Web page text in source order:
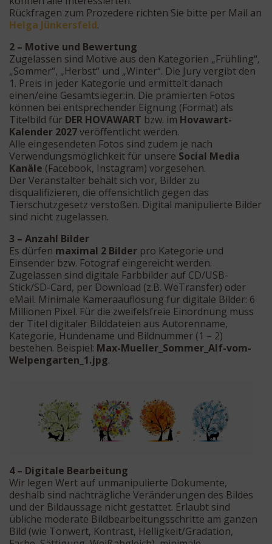
Rückfragen zum Prozedere richten Sie bitte per Mail an
Helga Jünkersfeld.
2 – Motive und Bewertung
Zugelassen sind Motive aus den Kategorien „Frühling“,
„Sommer“, „Herbst“ und „Winter“. Die Jury vergibt den
1. Preis in jeder Kategorie und ermittelt danach
einen/eine Gesamtsieger:in. Die prämierten Fotos
können bei entsprechender Eignung (Format) als
Titelbild für DER HOVAWART bzw. im Hovawart-
Kalender 2027veröffentlicht werden.
Alle eingesendeten Fotos sind zudem je nach
Verwendungsmöglichkeit für unsere Social Media
Kanäle (Facebook, Instagram) vorgesehen.
Der Veranstalter behält sich vor, Bilder zu
disqualifizieren, die offensichtlich gegen das
Tierschutzgesetz verstoßen. Digital manipulierte Bilder
sind nicht zugelassen.
3 – Anzahl Bilder
Es dürfen maximal 2 Bilder pro Kategorie und
Einsender bzw. Fotograf eingereicht werden.
Zugelassen sind digitale Farbbilder auf CD/USB-
Stick/SD-Card, per Download (z.B. WeTransfer) oder
eMail. Minimale Kameraauflösung für digitale Bilder: 6
Millionen Pixel. Für die zweifelsfreie Einordnung muss
der Titel digitaler Bilddateien aus Autorenname,
Kategorie, Hundename und Bildnummer (1 – 2)
bestehen. Beispiel: Max-Mueller_Sommer_Alf-vom-
Welpengarten_1.jpg.
4 – Digitale Bearbeitung
Wir legen Wert auf unmanipulierte Dokumente,
deshalb sind nachträgliche Veränderungen des Bildes
und der Bildaussage nicht gestattet. Erlaubt sind
übliche moderate Bildbearbeitungsschritte am ganzen
Bild (wie Tonwert, Kontrast, Helligkeit/Gradation,